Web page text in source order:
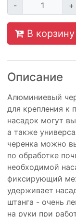
- +
В корзину
Описание
Алюминиевый
для крепления к
насадок могут
а также
черенка можно
по обработке
необходимой
фиксирующий
удерживает
штанга - очень
на руки при